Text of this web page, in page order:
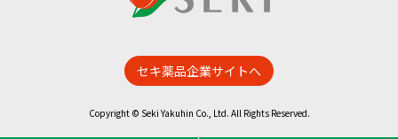
セキ薬品企業サイトへ
Copyright © Seki Yakuhin Co., Ltd. All Rights Reserved.